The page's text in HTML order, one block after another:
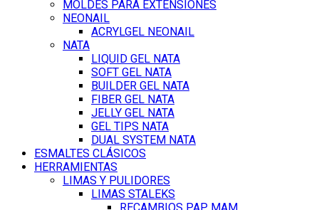
MOLDES PARA EXTENSIONES
NEONAIL
ACRYLGEL NEONAIL
NATA
LIQUID GEL NATA
SOFT GEL NATA
BUILDER GEL NATA
FIBER GEL NATA
JELLY GEL NATA
GEL TIPS NATA
DUAL SYSTEM NATA
ESMALTES CLÁSICOS
HERRAMIENTAS
LIMAS Y PULIDORES
LIMAS STALEKS